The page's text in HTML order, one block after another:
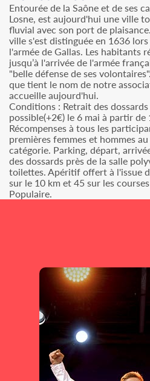
Entourée de la Saône et de ses
Losne, est aujourd'hui une ville
fluvial avec son port de
ville s'est distinguée en 1636
l'armée de Gallas. Les habitants
jusqu’à l'arrivée de l'armée
"belle défense de ses
que tient le nom de notre
accueille aujourd'hui.
Conditions : Retrait des
possible(+2€) le 6 mai à partir
Récompenses à tous les
premières femmes et hommes
catégorie. Parking, départ,
des dossards près de la salle
toilettes. Apéritif offert à l'issue
sur le 10 km et 45 sur les
Populaire.